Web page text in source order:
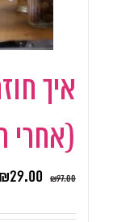
איך
(אחרי
₪97.00
₪29.00